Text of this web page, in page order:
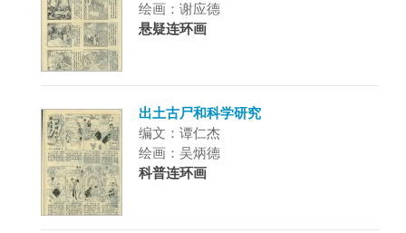
绘画：谢应德
悬疑连环画
出土古尸和科学研究
编文：谭仁杰
绘画：吴炳德
科普连环画